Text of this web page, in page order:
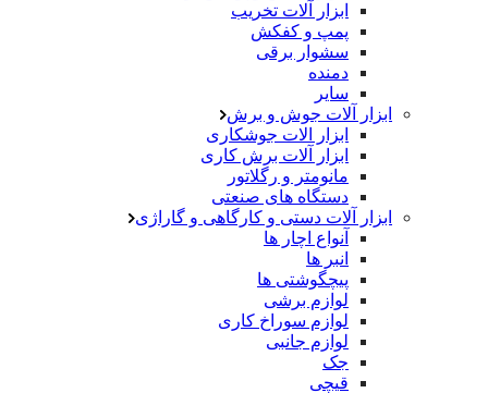
ابزار آلات تخریب
پمپ و کفکش
سشوار برقی
دمنده
سایر
ابزار آلات جوش و برش
ابزار الات جوشکاری
ابزار آلات برش کاری
مانومتر و رگلاتور
دستگاه های صنعتی
ابزار آلات دستی و کارگاهی و گاراژی
آنواع اچار ها
انبر ها
پیچگوشتی ها
لوازم برشی
لوازم سوراخ کاری
لوازم جانبی
جک
قیچی